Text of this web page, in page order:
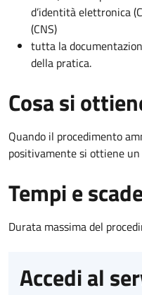
d’identità elettronica
(CNS)
tutta la
della pratica.
Cosa si
Quando il procedimento
positivamente si ottiene
Tempi e
Durata massima del
Accedi al